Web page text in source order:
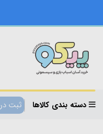
دسته بندی کالاها ثبت